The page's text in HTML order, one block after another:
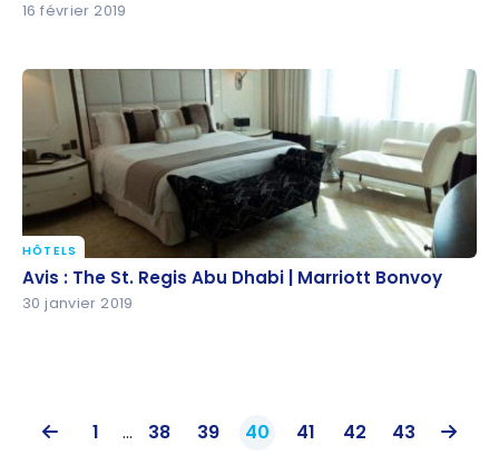
16 février 2019
Avis : The St. Regis Abu Dhabi | Marriott Bonvoy
HÔTELS
Avis : The St. Regis Abu Dhabi | Marriott Bonvoy
30 janvier 2019
1 ... 38 39 40 41 42 43